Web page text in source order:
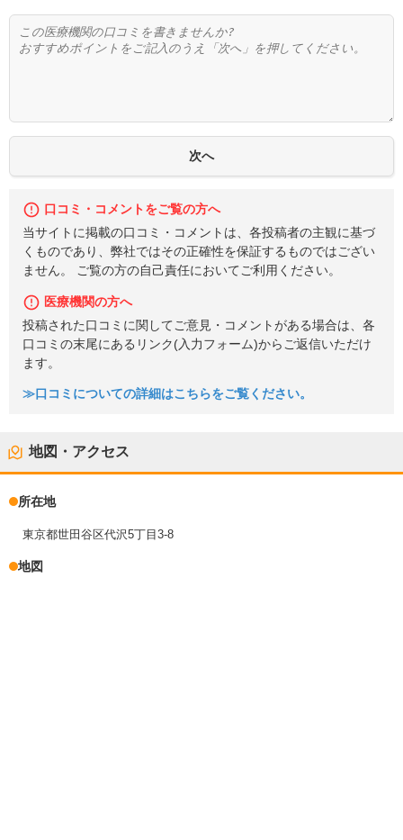
口コミ・コメントをご覧の方へ
当サイトに掲載の口コミ・コメントは、各投稿者の主観に基づ
くものであり、弊社ではその正確性を保証するものではござい
ません。 ご覧の方の自己責任においてご利用ください。
医療機関の方へ
投稿された口コミに関してご意見・コメントがある場合は、各
口コミの末尾にあるリンク(入力フォーム)からご返信いただけ
ます。
≫口コミについての詳細はこちらをご覧ください。
地図・アクセス
所在地
東京都世田谷区代沢5丁目3-8
地図